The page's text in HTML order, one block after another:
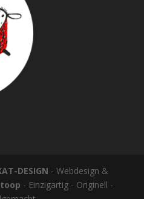
DESIGN - Webdesign &
- Einzigartig - Originell -